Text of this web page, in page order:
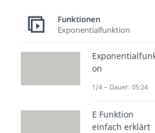
Durch
als
= 1. Der
durch. Du
Funktionen
Exponentialfunktion
on
1/4 – Dauer: 05:24
E Funktion
einfach erklärt